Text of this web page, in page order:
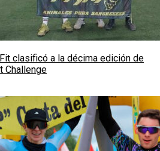
clasificó a la décima edición de
Challenge